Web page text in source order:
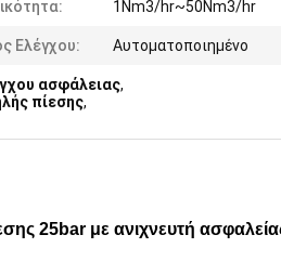
1Nm3/hr~50Nm3/hr
Ελέγχου: Αυτοματοποιημένο
ασφάλειας,
πίεσης,
25bar με ανιχνευτή